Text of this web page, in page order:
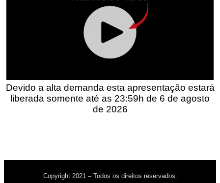
Devido a alta demanda esta apresentação estará
liberada somente até as 23:59h de 6 de agosto
de 2026
Copyright 2021 – Todos os direitos reservados.